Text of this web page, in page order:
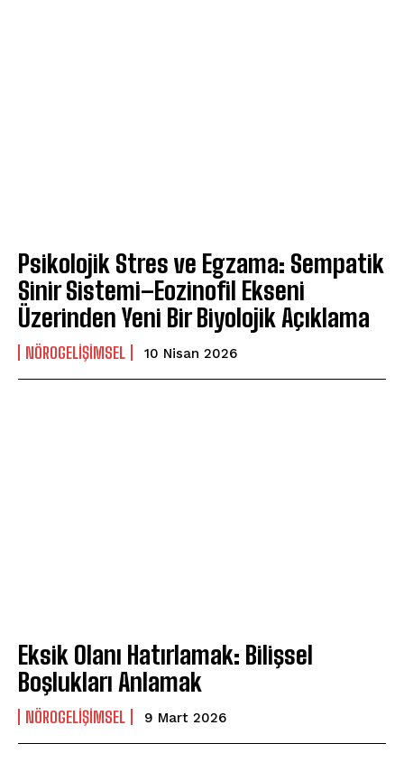
Psikolojik Stres ve Egzama: Sempatik
Sinir Sistemi–Eozinofil Ekseni
Üzerinden Yeni Bir Biyolojik Açıklama
NÖROGELIŞIMSEL 10 Nisan 2026
Eksik Olanı Hatırlamak: Bilişsel
Boşlukları Anlamak
NÖROGELIŞIMSEL 9 Mart 2026